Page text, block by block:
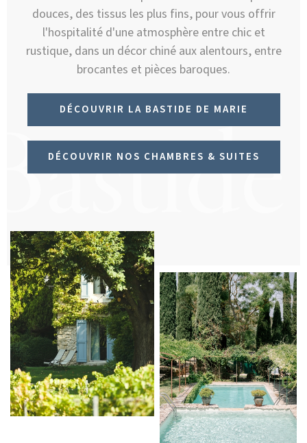
douces, des tissus les plus fins, pour vous offrir
l'hospitalité d'une atmosphère entre chic et
rustique, dans un décor chiné aux alentours, entre
brocantes et pièces baroques.
DÉCOUVRIR LA BASTIDE DE MARIE
DÉCOUVRIR NOS CHAMBRES & SUITES